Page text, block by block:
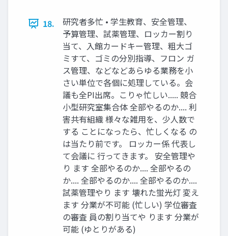
18.
研究者多忙 • 学⽣教育、安全管理、
予算管理、試薬管理、ロッカー割り
当て、⼊館カードキー管理、粗⼤ゴ
ミすて、ゴミの分別指導、フロン ガ
ス管理、などなどあらゆる業務を⼩
さい単位で各個に処理している。会
議も全PI出席。こりゃ忙しい..... 競合
⼩型研究室集合体 全部やるのか.... 利
害共有組織 様々な雑⽤を、少⼈数で
する ことになったら、忙しくなる の
は当たり前です。 ロッカー係 代表し
て会議に ⾏ってきます。 安全管理や
り ます 全部やるのか.... 全部やるの
か.... 全部やるのか.... 全部やるのか....
試薬管理やり ます 壊れた蛍光灯 変え
ます 分業が不可能 (忙しい) 学位審査
の審査 員の割り当てや ります 分業が
可能 (ゆとりがある)